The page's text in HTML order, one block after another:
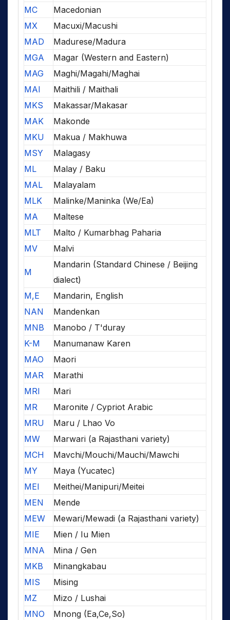
MC
Macedonian
MX
Macuxi/Macushi
MAD
Madurese/Madura
MGA
Magar (Western and Eastern)
MAG
Maghi/Magahi/Maghai
MAI
Maithili / Maithali
MKS
Makassar/Makasar
MAK
Makonde
MKU
Makua / Makhuwa
MSY
Malagasy
ML
Malay / Baku
MAL
Malayalam
MLK
Malinke/Maninka (We/Ea)
MA
Maltese
MLT
Malto / Kumarbhag Paharia
MV
Malvi
M
Mandarin (Standard Chinese / Beijing
dialect)
M,E
Mandarin, English
NAN
Mandenkan
MNB
Manobo / T'duray
K-M
Manumanaw Karen
MAO
Maori
MAR
Marathi
MRI
Mari
MR
Maronite / Cypriot Arabic
MRU
Maru / Lhao Vo
MW
Marwari (a Rajasthani variety)
MCH
Mavchi/Mouchi/Mauchi/Mawchi
MY
Maya (Yucatec)
MEI
Meithei/Manipuri/Meitei
MEN
Mende
MEW
Mewari/Mewadi (a Rajasthani variety)
MIE
Mien / Iu Mien
MNA
Mina / Gen
MKB
Minangkabau
MIS
Mising
MZ
Mizo / Lushai
MNO
Mnong (Ea,Ce,So)